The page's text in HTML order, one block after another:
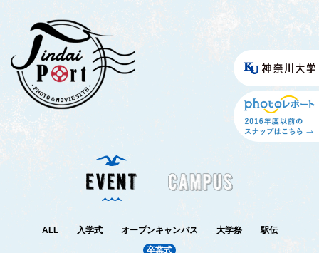
ALL 入学式 オープンキャンパス 大学祭
駅伝
卒業式